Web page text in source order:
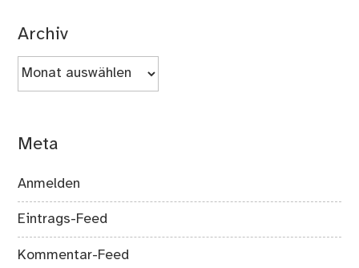
Archiv
Archiv
Meta
Anmelden
Eintrags-Feed
Kommentar-Feed